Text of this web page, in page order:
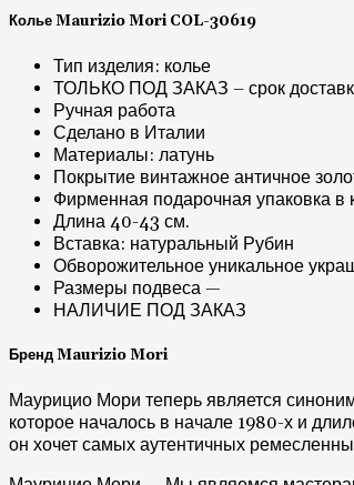
Колье Maurizio Mori COL-30619
Тип изделия: колье
ТОЛЬКО ПОД ЗАКАЗ – срок
Ручная работа
Сделано в Италии
Материалы: латунь
Покрытие винтажное античное
Фирменная подарочная упаковка в
Длина 40-43 см.
Вставка: натуральный Рубин
Обворожительное уникальное
Размеры подвеса —
НАЛИЧИЕ ПОД ЗАКАЗ
Бренд Maurizio Mori
Маурицио Мори теперь является
которое началось в начале 1980-х и
он хочет самых аутентичных